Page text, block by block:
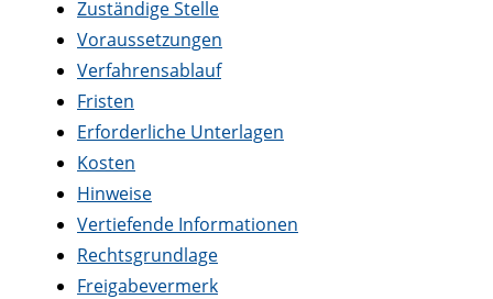
Zuständige Stelle
Voraussetzungen
Verfahrensablauf
Fristen
Erforderliche Unterlagen
Kosten
Hinweise
Vertiefende Informationen
Rechtsgrundlage
Freigabevermerk